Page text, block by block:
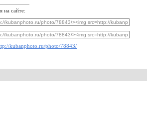
на сайте:
kubanphoto.ru/photo/78843/